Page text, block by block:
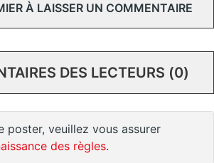
À LAISSER UN COMMENTAIRE
DES LECTEURS (0)
poster, veuillez vous assurer
des règles.